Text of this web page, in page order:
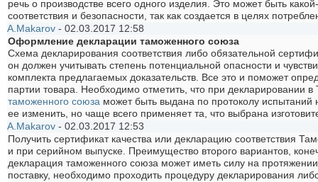
речь о производстве всего одного изделия. Это может быть
соответствия и безопасности, так как создается в целях
A.Makarov - 02.03.2017 12:58
Оформление декларации таможенного союза
Схема декларирования соответствия либо обязательной
он должен учитывать степень потенциальной опасности и
комплекта предлагаемых доказательств. Все это и поможет
партии товара. Необходимо отметить, что при
таможенного союза может быть выдана по протоколу испытаний
ее изменить, но чаще всего применяет та, что выбрана
A.Makarov - 02.03.2017 12:53
Получить сертификат качества или декларацию соответствия
и при серийном выпуске. Преимущество второго вариантов,
декларация таможенного союза может иметь силу на
поставку, необходимо проходить процедуру декларирования